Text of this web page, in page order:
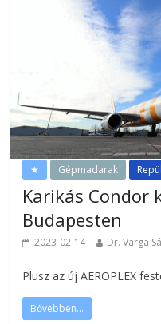
★ Gépmadarak
Karikás Condor
Budapesten
2023-02-14 Dr. Varga
Plusz az új AEROPLEX
Bővebben...